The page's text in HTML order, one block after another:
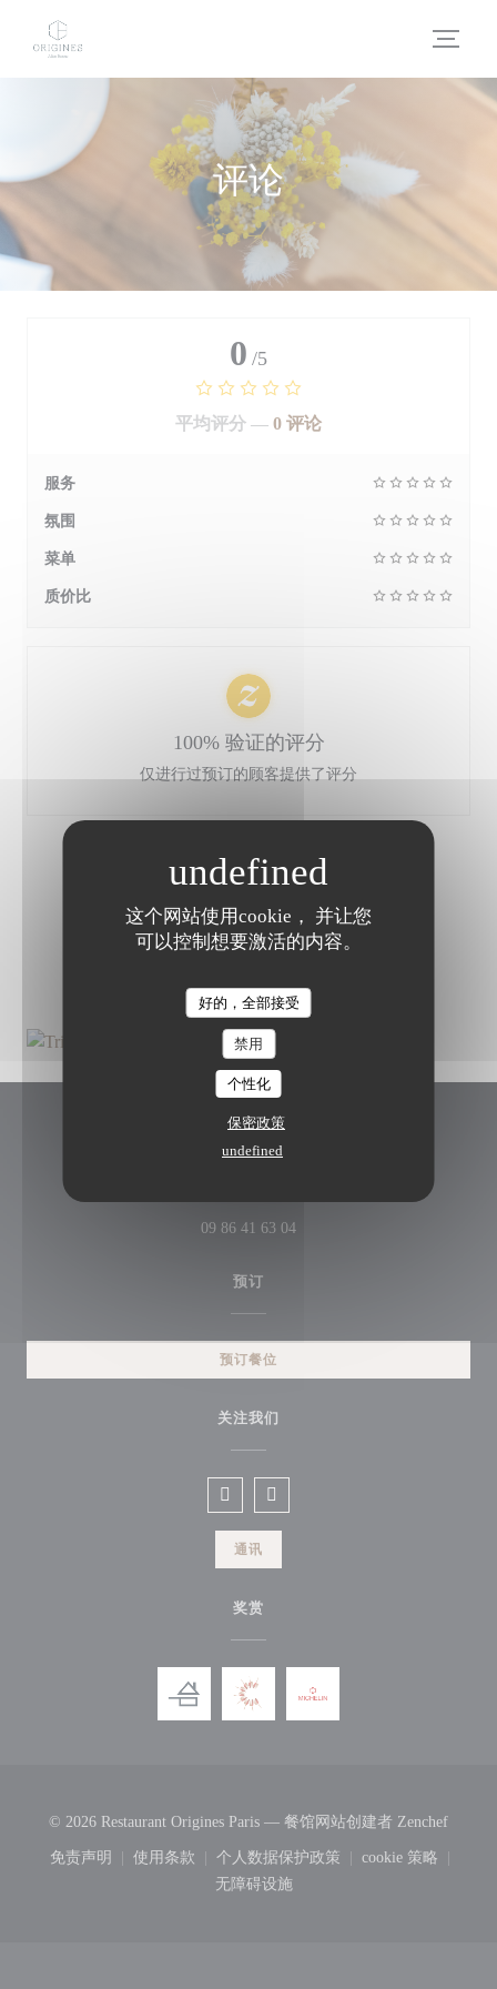
这个网站使用cookie， 并让您
可以控制想要激活的内容。
好的，全部接受
禁用
个性化
保密政策
undefined
评论
我们的顾客评分
1
0 /5
平均评分 — 0 评论
服务
氛围
菜单
质价比
100% 验证的评分
仅进行过预订的顾客提供了评分
Restaurant Origines Paris
((在新窗口中打开))
09 86 41 63 04
预订
预订餐位
关注我们
Facebook ((在新窗口中打开))
Instagram ((在新窗口中打开))
通讯
奖赏
© 2026 Restaurant Origines Paris — 餐馆网站创建者 Zenchef((在新
免责声明
((在新窗口中打开))
使用条款
((在新窗口中打开))
个人数据保护政策
((在新窗口中打开))
cookie 策略
((在新窗口
无障碍设施
((在新窗口中打开))